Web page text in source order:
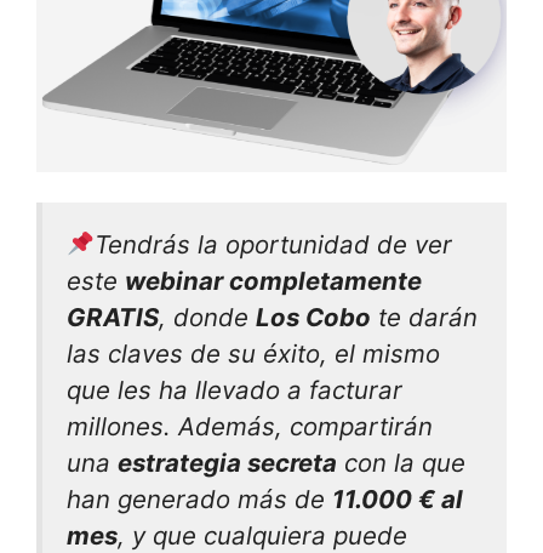
Tendrás la oportunidad de ver
este webinar completamente
GRATIS, donde Los Cobo te darán
las claves de su éxito, el mismo
que les ha llevado a facturar
millones. Además, compartirán
una estrategia secreta con la que
han generado más de 11.000 € al
mes, y que cualquiera puede